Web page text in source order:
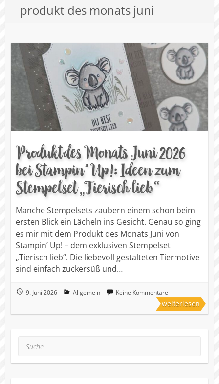
produkt des monats juni
Produkt des Monats Juni 2026
bei Stampin’ Up!: Ideen zum
Stempelset „Tierisch lieb“
Manche Stempelsets zaubern einem schon beim
ersten Blick ein Lächeln ins Gesicht. Genau so ging
es mir mit dem Produkt des Monats Juni von
Stampin’ Up! – dem exklusiven Stempelset
„Tierisch lieb“. Die liebevoll gestalteten Tiermotive
sind einfach zuckersüß und…
9. Juni 2026 Allgemein Keine Kommentare
weiterlesen